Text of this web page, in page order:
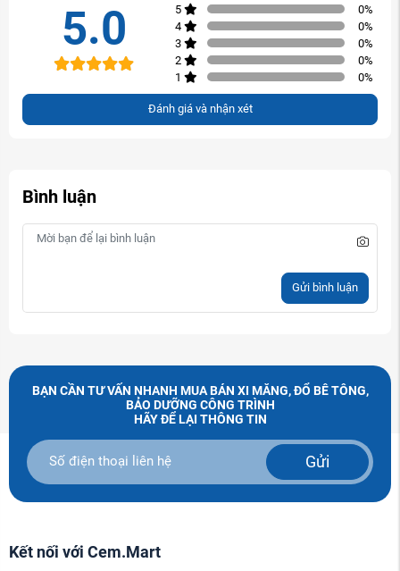
5.0 5 0%
4
0%
3
0%
2
0%
1
0%
Đánh giá và nhận xét
Bình luận
Gửi bình luận
BẠN CẦN TƯ VẤN NHANH MUA BÁN XI MĂNG, ĐỔ BÊ TÔNG,
BẢO DƯỠNG CÔNG TRÌNH
HÃY ĐỂ LẠI THÔNG TIN
Gửi
Kết nối với Cem.Mart